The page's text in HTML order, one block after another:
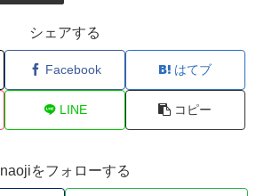
シェアする
Facebook はてブ
LINE コピー
naojiをフォローする